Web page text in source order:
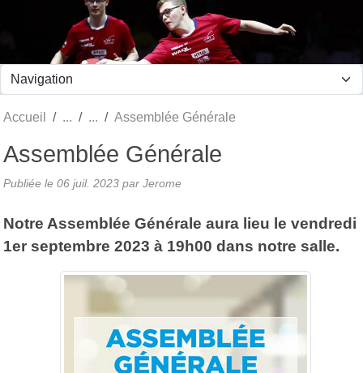
Accueil Assemblée Générale
Assemblée Générale
Publiée le 06 juil. 2023 par Jerome
Notre Assemblée Générale aura lieu le vendredi
1er septembre 2023 à 19h00 dans notre salle.
Panneau de gestion des cookies